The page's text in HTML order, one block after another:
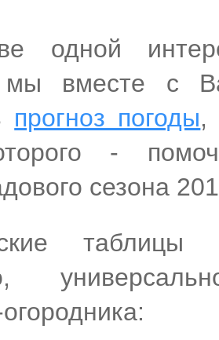
одной
мы вместе с
прогноз погоды,
-
сезона